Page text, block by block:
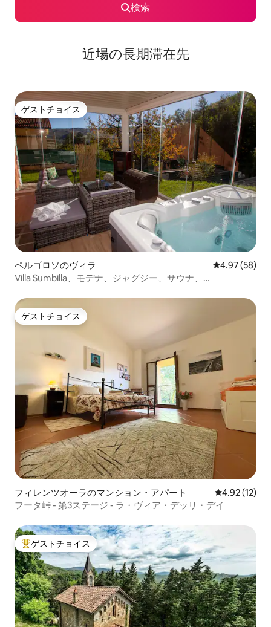
検索
近場の長期滞在先
ゲストチョイス
ゲストチョイス
ペルゴロソのヴィラ レビュー58
4.97 (58)
Villa Sumbilla、モデナ、ジャグジー、サウナ、
ゲストチョイス
ゲストチョイス
フィレンツオーラのマンション・アパート レビュー12
4.92 (12)
フータ峠 - 第3ステージ - ラ・ヴィア・デッリ・デイ
大好評のゲストチョイスです。
ゲストチョイス